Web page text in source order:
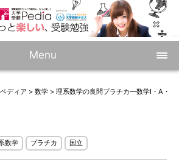
Menu
ディア > 数学 > 理系数学の良問プラチカ―数学I・A・
数学 プラチカ 国立